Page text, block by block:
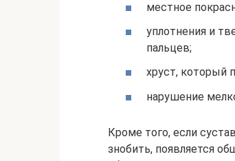
местное
уплотнения и
пальцев;
хруст, который
нарушение
Кроме того, если
знобить, появляется